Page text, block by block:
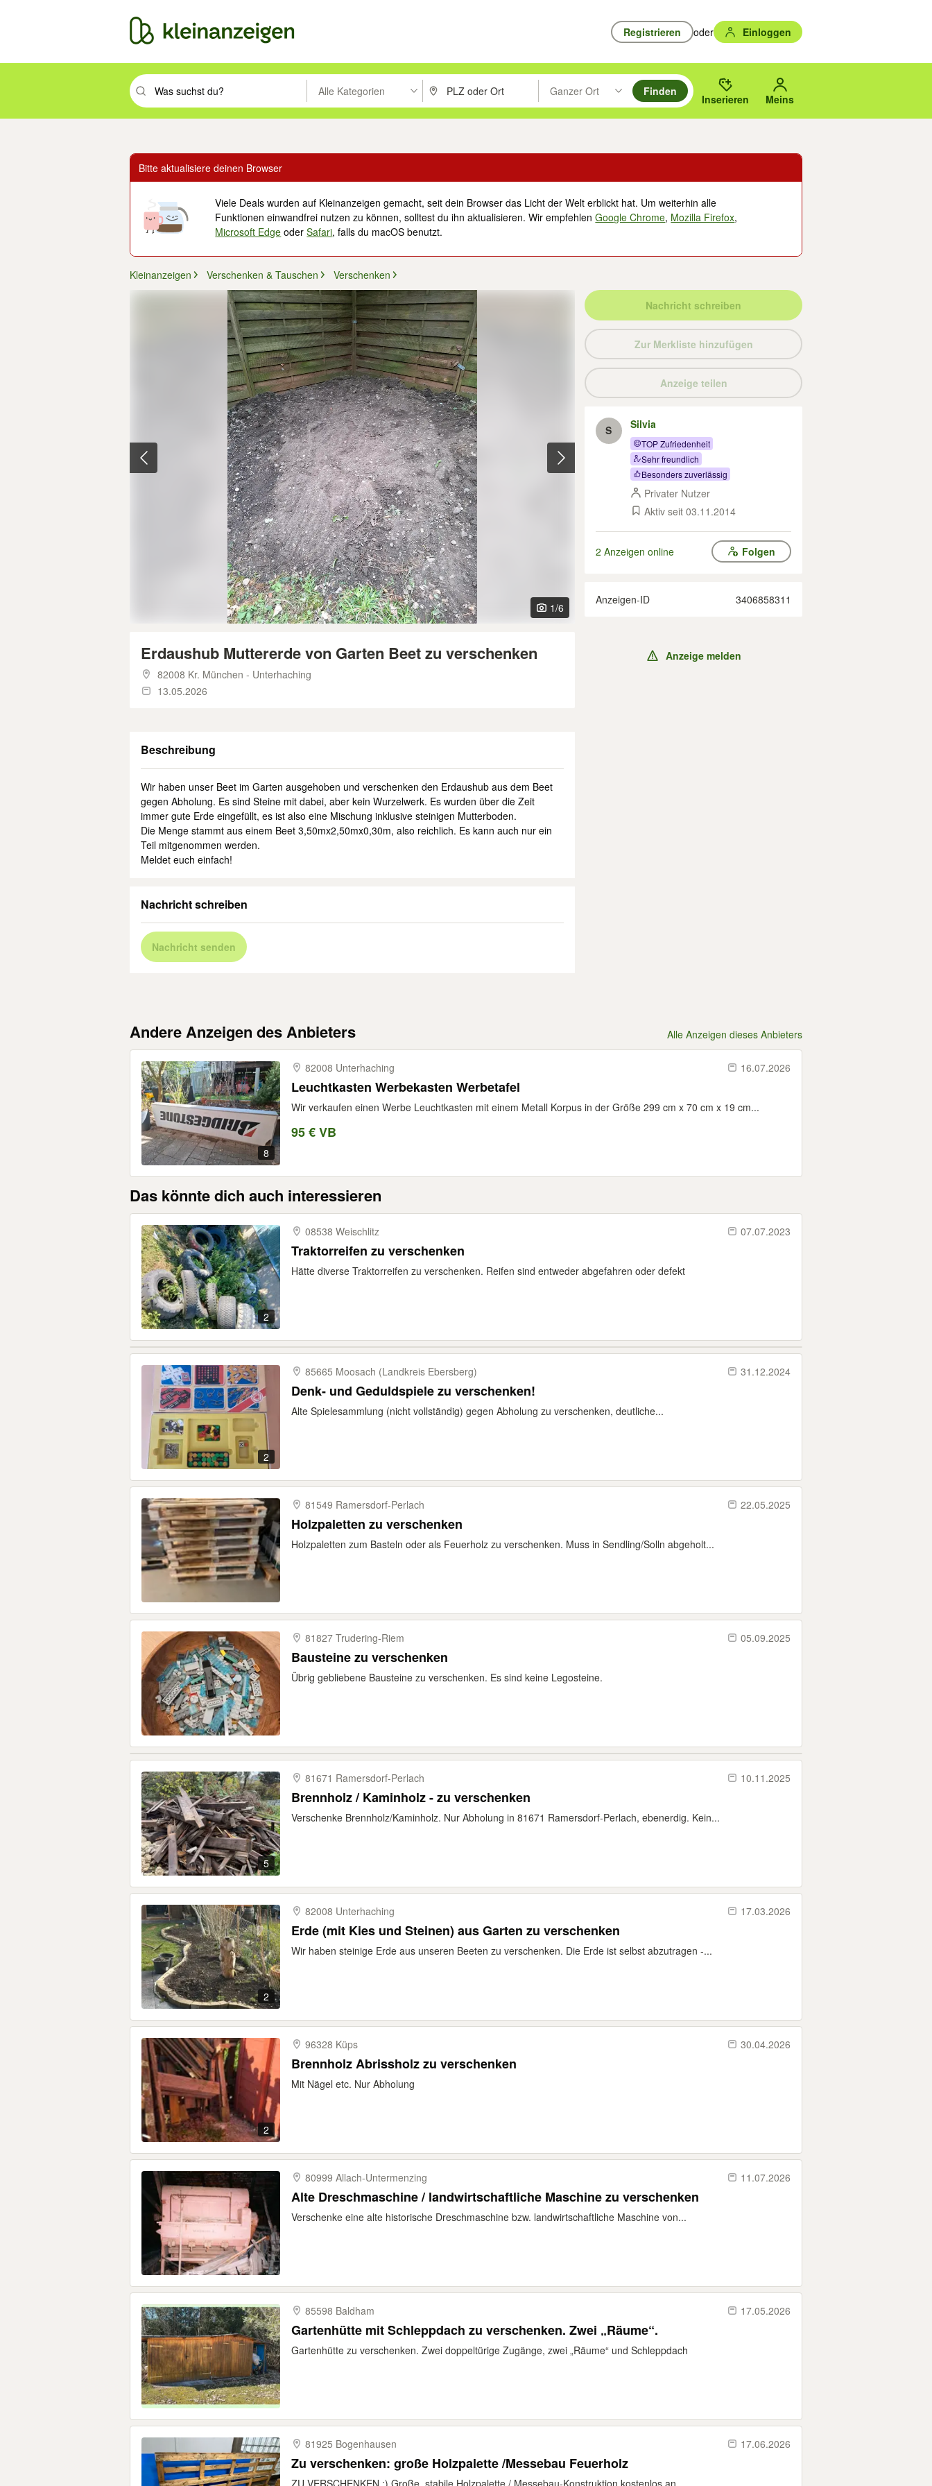
Registrieren oder Einloggen
Suchbegriff eingeben. Eingabetaste drücken um zu suchen, oder Vorschläge mit den Pfeiltasten nach oben/unten durchsuchen und mit Eingabetaste auswählen.
Alle Kategorien PLZ oder Ort eingeben. Eingabetaste drücken um zu suchen, oder Vorschläge mit den Pfeiltasten nach oben/
Ganzer Ort
Suche im Umkreis des gewählten Orts oder PLZ.
Finden
Inserieren Meins
Bitte aktualisiere deinen Browser
Viele Deals wurden auf Kleinanzeigen gemacht, seit dein Browser das Licht der Welt erblickt hat. Um weiterhin alle
Funktionen einwandfrei nutzen zu können, solltest du ihn aktualisieren. Wir empfehlenGoogle Chrome, Mozilla Firefox,
Microsoft Edge oderSafari, falls du macOS benutzt.
Kleinanzeigen Verschenken & Tauschen Verschenken
1/6
Erdaushub Muttererde von Garten Beet zu verschenken
82008 Kr. München - Unterhaching
13.05.2026
Beschreibung
Wir haben unser Beet im Garten ausgehoben und verschenken den Erdaushub aus dem Beet
gegen Abholung. Es sind Steine mit dabei, aber kein Wurzelwerk. Es wurden über die Zeit
immer gute Erde eingefüllt, es ist also eine Mischung inklusive steinigen Mutterboden.
Die Menge stammt aus einem Beet 3,50mx2,50mx0,30m, also reichlich. Es kann auch nur ein
Teil mitgenommen werden.
Meldet euch einfach!
Nachricht schreiben
Nachricht senden
Nachricht schreiben
Zur Merkliste hinzufügen
Anzeige teilen
S Silvia
TOP Zufriedenheit
Sehr freundlich
Besonders zuverlässig
Privater Nutzer
Aktiv seit 03.11.2014
2 Anzeigen online Folgen
Anzeigen-ID 3406858311
Anzeige melden
Andere Anzeigen des Anbieters Alle Anzeigen dieses Anbieters
8
82008 Unterhaching 16.07.2026
Leuchtkasten Werbekasten Werbetafel
Wir verkaufen einen Werbe Leuchtkasten mit einem Metall Korpus in der Größe 299 cm x 70 cm x 19 cm...
95 € VB
Das könnte dich auch interessieren
2
08538 Weischlitz 07.07.2023
Traktorreifen zu verschenken
Hätte diverse Traktorreifen zu verschenken. Reifen sind entweder abgefahren oder defekt
2
85665 Moosach (Landkreis Ebersberg) 31.12.2024
Denk- und Geduldspiele zu verschenken!
Alte Spielesammlung (nicht vollständig) gegen Abholung zu verschenken, deutliche...
81549 Ramersdorf-​Perlach 22.05.2025
Holzpaletten zu verschenken
Holzpaletten zum Basteln oder als Feuerholz zu verschenken. Muss in Sendling/Solln abgeholt...
81827 Trudering-​Riem 05.09.2025
Bausteine zu verschenken
Übrig gebliebene Bausteine zu verschenken. Es sind keine Legosteine.
5
81671 Ramersdorf-​Perlach 10.11.2025
Brennholz / Kaminholz - zu verschenken
Verschenke Brennholz/Kaminholz. Nur Abholung in 81671 Ramersdorf-Perlach, ebenerdig. Kein...
2
82008 Unterhaching 17.03.2026
Erde (mit Kies und Steinen) aus Garten zu verschenken
Wir haben steinige Erde aus unseren Beeten zu verschenken. Die Erde ist selbst abzutragen -...
2
96328 Küps 30.04.2026
Brennholz Abrissholz zu verschenken
Mit Nägel etc. Nur Abholung
80999 Allach-​Untermenzing 11.07.2026
Alte Dreschmaschine / landwirtschaftliche Maschine zu verschenken
Verschenke eine alte historische Dreschmaschine bzw. landwirtschaftliche Maschine von...
85598 Baldham 17.05.2026
Gartenhütte mit Schleppdach zu verschenken. Zwei „Räume“.
Gartenhütte zu verschenken. Zwei doppeltürige Zugänge, zwei „Räume“ und Schleppdach
81925 Bogenhausen 17.06.2026
Zu verschenken: große Holzpalette /Messebau Feuerholz
ZU VERSCHENKEN :) Große, stabile Holzpalette / Messebau-Konstruktion kostenlos an...